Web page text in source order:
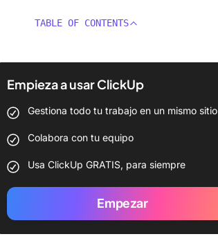
TABLE OF CONTENTS
Empieza a usar ClickUp
Gestiona todo tu trabajo en un mismo sitio
Colabora con tu equipo
Usa ClickUp GRATIS, para siempre
Empezar